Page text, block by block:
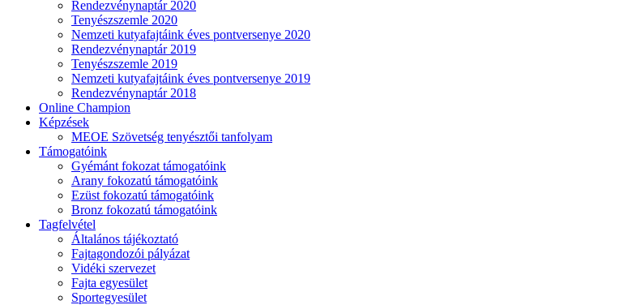
Rendezvénynaptár 2020
Tenyészszemle 2020
Nemzeti kutyafajtáink éves pontversenye 2020
Rendezvénynaptár 2019
Tenyészszemle 2019
Nemzeti kutyafajtáink éves pontversenye 2019
Rendezvénynaptár 2018
Online Champion
Képzések
MEOE Szövetség tenyésztői tanfolyam
Támogatóink
Gyémánt fokozat támogatóink
Arany fokozatú támogatóink
Ezüst fokozatú támogatóink
Bronz fokozatú támogatóink
Tagfelvétel
Általános tájékoztató
Fajtagondozói pályázat
Vidéki szervezet
Fajta egyesület
Sportegyesület